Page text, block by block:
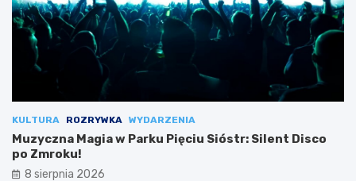
KULTURA ROZRYWKA WYDARZENIA
Muzyczna Magia w Parku Pięciu Sióstr: Silent Disco
po Zmroku!
8 sierpnia 2026